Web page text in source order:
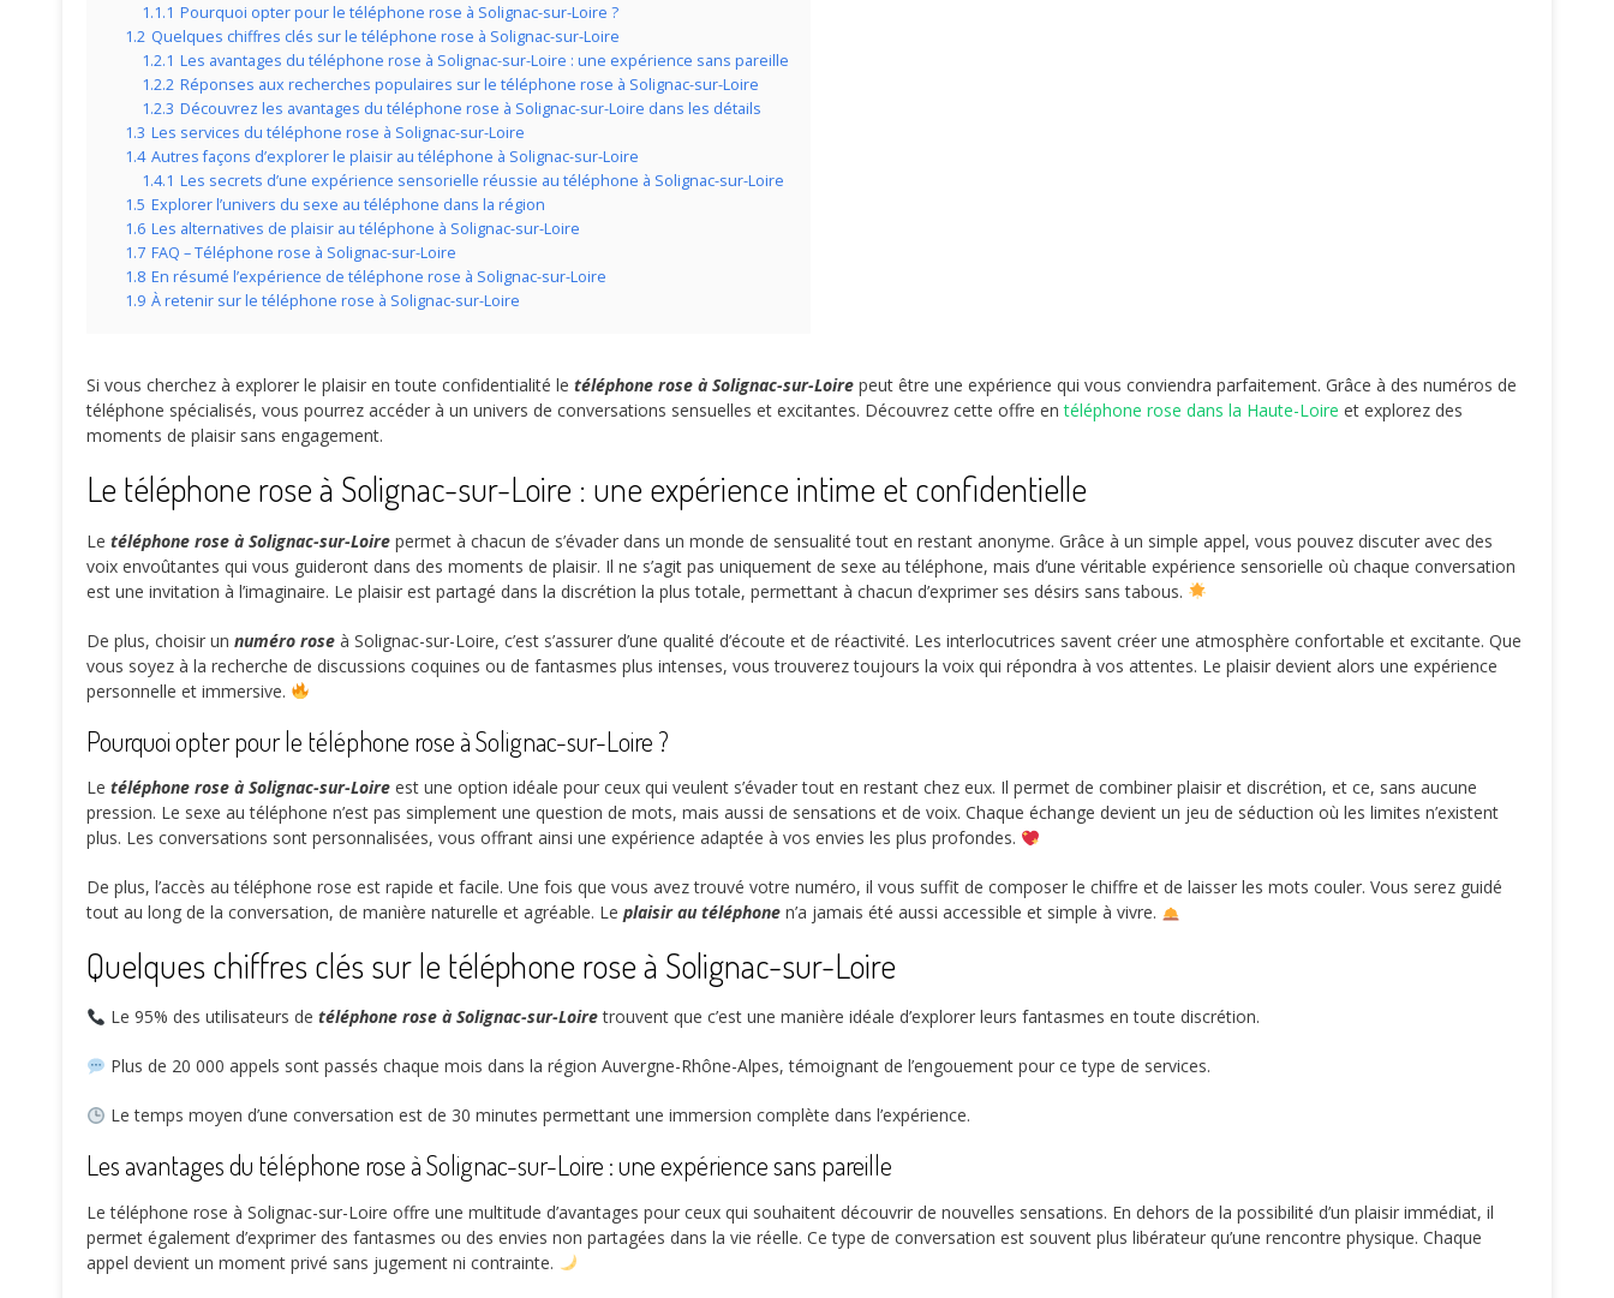
1.1.1 Pourquoi opter pour le téléphone rose à Solignac-sur-Loire ?
1.2 Quelques chiffres clés sur le téléphone rose à Solignac-sur-Loire
1.2.1 Les avantages du téléphone rose à Solignac-sur-Loire : une expérience sans pareille
1.2.2 Réponses aux recherches populaires sur le téléphone rose à Solignac-sur-Loire
1.2.3 Découvrez les avantages du téléphone rose à Solignac-sur-Loire dans les détails
1.3 Les services du téléphone rose à Solignac-sur-Loire
1.4 Autres façons d’explorer le plaisir au téléphone à Solignac-sur-Loire
1.4.1 Les secrets d’une expérience sensorielle réussie au téléphone à Solignac-sur-Loire
1.5 Explorer l’univers du sexe au téléphone dans la région
1.6 Les alternatives de plaisir au téléphone à Solignac-sur-Loire
1.7 FAQ – Téléphone rose à Solignac-sur-Loire
1.8 En résumé l’expérience de téléphone rose à Solignac-sur-Loire
1.9 À retenir sur le téléphone rose à Solignac-sur-Loire
Si vous cherchez à explorer le plaisir en toute confidentialité le téléphone rose à Solignac-sur-Loire peut être une expérience qui vous conviendra parfaitement. Grâce à des numéros de
téléphone spécialisés, vous pourrez accéder à un univers de conversations sensuelles et excitantes. Découvrez cette offre entéléphone rose dans la Haute-Loire et explorez des
moments de plaisir sans engagement.
Le téléphone rose à Solignac-sur-Loire : une expérience intime et confidentielle
Le téléphone rose à Solignac-sur-Loire permet à chacun de s’évader dans un monde de sensualité tout en restant anonyme. Grâce à un simple appel, vous pouvez discuter avec des
voix envoûtantes qui vous guideront dans des moments de plaisir. Il ne s’agit pas uniquement de sexe au téléphone, mais d’une véritable expérience sensorielle où chaque conversation
est une invitation à l’imaginaire. Le plaisir est partagé dans la discrétion la plus totale, permettant à chacun d’exprimer ses désirs sans tabous.
De plus, choisir un numéro rose à Solignac-sur-Loire, c’est s’assurer d’une qualité d’écoute et de réactivité. Les interlocutrices savent créer une atmosphère confortable et excitante. Que
vous soyez à la recherche de discussions coquines ou de fantasmes plus intenses, vous trouverez toujours la voix qui répondra à vos attentes. Le plaisir devient alors une expérience
personnelle et immersive.
Pourquoi opter pour le téléphone rose à Solignac-sur-Loire ?
Le téléphone rose à Solignac-sur-Loire est une option idéale pour ceux qui veulent s’évader tout en restant chez eux. Il permet de combiner plaisir et discrétion, et ce, sans aucune
pression. Le sexe au téléphone n’est pas simplement une question de mots, mais aussi de sensations et de voix. Chaque échange devient un jeu de séduction où les limites n’existent
plus. Les conversations sont personnalisées, vous offrant ainsi une expérience adaptée à vos envies les plus profondes.
De plus, l’accès au téléphone rose est rapide et facile. Une fois que vous avez trouvé votre numéro, il vous suffit de composer le chiffre et de laisser les mots couler. Vous serez guidé
tout au long de la conversation, de manière naturelle et agréable. Le plaisir au téléphone n’a jamais été aussi accessible et simple à vivre.
Quelques chiffres clés sur le téléphone rose à Solignac-sur-Loire
Le 95% des utilisateurs de téléphone rose à Solignac-sur-Loiretrouvent que c’est une manière idéale d’explorer leurs fantasmes en toute discrétion.
Plus de 20 000 appels sont passés chaque mois dans la région Auvergne-Rhône-Alpes, témoignant de l’engouement pour ce type de services.
Le temps moyen d’une conversation est de 30 minutes permettant une immersion complète dans l’expérience.
Les avantages du téléphone rose à Solignac-sur-Loire : une expérience sans pareille
Le téléphone rose à Solignac-sur-Loire offre une multitude d’avantages pour ceux qui souhaitent découvrir de nouvelles sensations. En dehors de la possibilité d’un plaisir immédiat, il
permet également d’exprimer des fantasmes ou des envies non partagées dans la vie réelle. Ce type de conversation est souvent plus libérateur qu’une rencontre physique. Chaque
appel devient un moment privé sans jugement ni contrainte.